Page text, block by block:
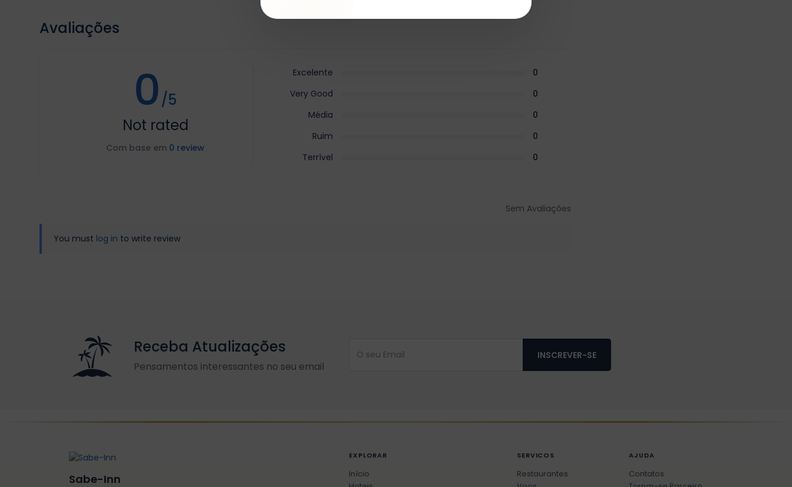
Avaliações
0/5
Not rated
Com base em 0 review
Excelente
0
Very Good
0
Média
0
Ruim
0
Terrível
0
Sem Avaliações
You must log in to write review
Receba Atualizações
Pensamentos interessantes no seu email
INSCREVER-SE
Sabe-Inn
EXPLORAR
Início
SERVICOS
Restaurantes
AJUDA
Contatos